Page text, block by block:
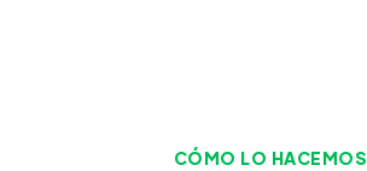
CÓMO LO HACEMOS